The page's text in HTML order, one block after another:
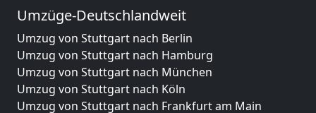
Umzüge-Deutschlandweit
Umzug von Stuttgart nach Berlin
Umzug von Stuttgart nach Hamburg
Umzug von Stuttgart nach München
Umzug von Stuttgart nach Köln
Umzug von Stuttgart nach Frankfurt am Main